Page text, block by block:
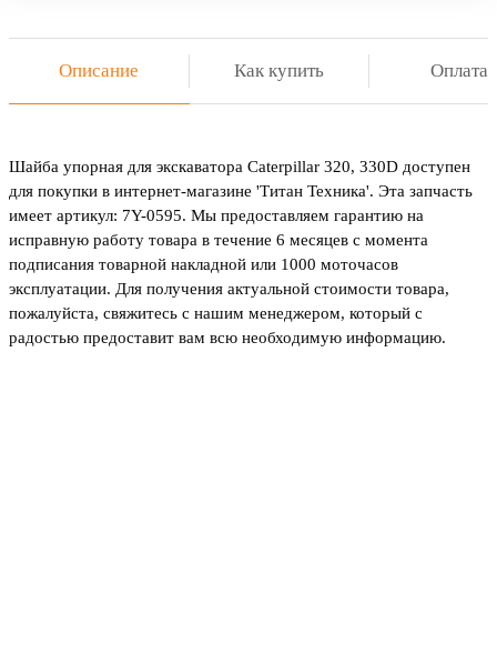
Описание Как купить Оплата
Шайба упорная для экскаватора Caterpillar 320, 330D доступен
для покупки в интернет-магазине 'Титан Техника'. Эта запчасть
имеет артикул: 7Y-0595. Мы предоставляем гарантию на
исправную работу товара в течение 6 месяцев с момента
подписания товарной накладной или 1000 моточасов
эксплуатации. Для получения актуальной стоимости товара,
пожалуйста, свяжитесь с нашим менеджером, который с
радостью предоставит вам всю необходимую информацию.